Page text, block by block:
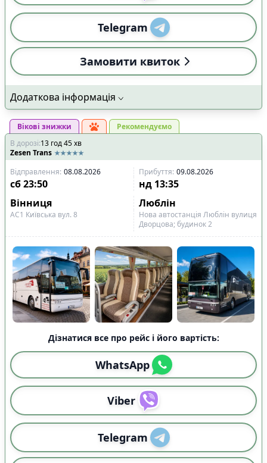
Telegram
Замовити квиток
Додаткова інформація
Вікові знижки
Рекомендуємо
В дорозі:13 год45хв
Zesen Trans
Відправлення: 08.08.2026 Прибуття: 09.08.2026
сб23:50 нд 13:35
Вінниця
Люблін
АС1 Київська вул. 8
Нова автостанція Люблін вулиця
Дворцова; будинок 2
Дізнатися все про рейс і його вартість:
WhatsApp
Viber
Telegram